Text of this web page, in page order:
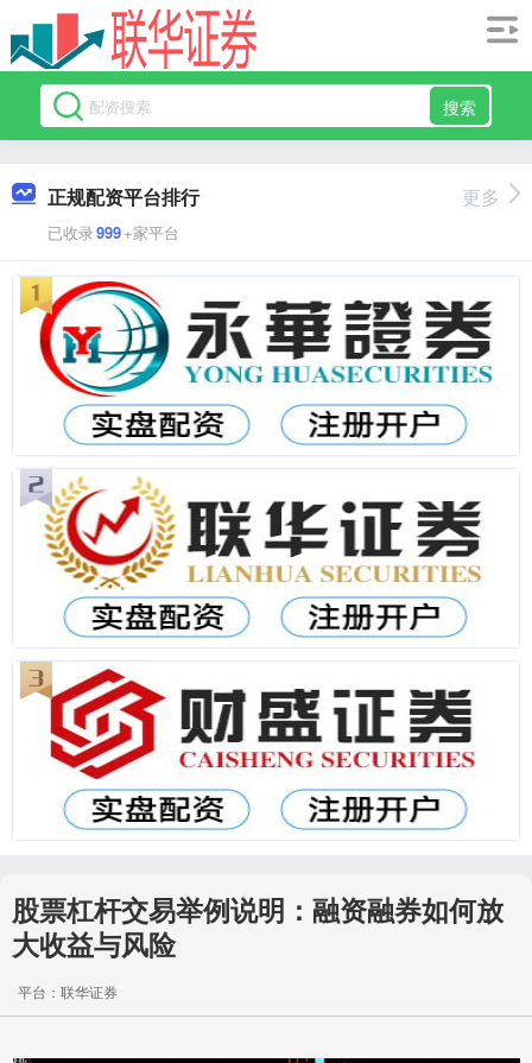
搜索
正规配资平台排行
已收录999+家平台
更多
股票杠杆交易举例说明：融资融券如何放
大收益与风险
平台：联华证券